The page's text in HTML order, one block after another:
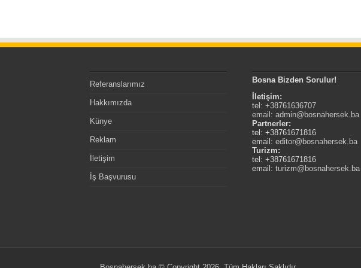
Referanslarımız
Hakkımızda
Künye
Reklam
İletişim
İş Başvurusu
Bosna Bizden Sorulur!
İletişim:
tel: +38761636707
email:admin@bosnahersek.ba
Partnerler:
tel: +38761671816
email:editor@bosnahersek.ba
Turizm:
tel: +38761671816
email:turizm@bosnahersek.ba